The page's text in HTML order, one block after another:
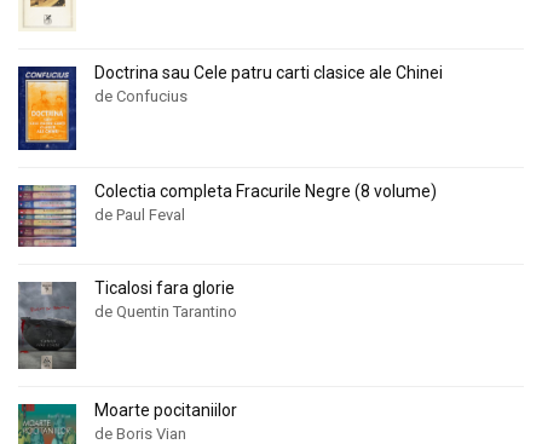
Doctrina sau Cele patru carti clasice ale Chinei
de Confucius
Colectia completa Fracurile Negre (8 volume)
de Paul Feval
Ticalosi fara glorie
de Quentin Tarantino
Moarte pocitaniilor
de Boris Vian